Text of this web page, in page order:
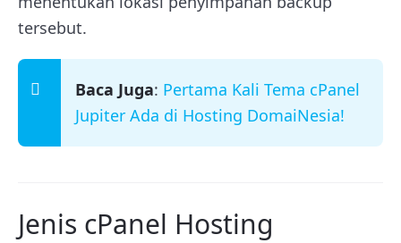
tersebut.
Baca Juga: Pertama Kali Tema cPanel
Jupiter Ada di Hosting DomaiNesia!
Jenis cPanel Hosting